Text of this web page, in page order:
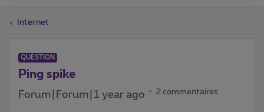
Internet
QUESTION
Ping spike
Forum|Forum|1 year ago 2 commentaires